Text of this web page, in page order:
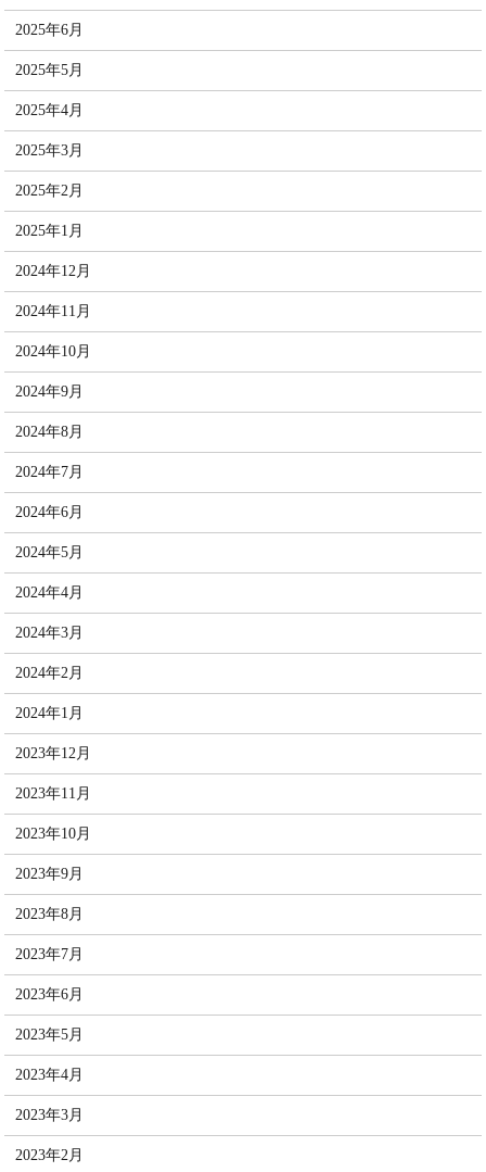
2025年6月
2025年5月
2025年4月
2025年3月
2025年2月
2025年1月
2024年12月
2024年11月
2024年10月
2024年9月
2024年8月
2024年7月
2024年6月
2024年5月
2024年4月
2024年3月
2024年2月
2024年1月
2023年12月
2023年11月
2023年10月
2023年9月
2023年8月
2023年7月
2023年6月
2023年5月
2023年4月
2023年3月
2023年2月